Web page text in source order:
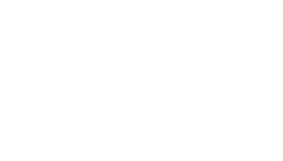
sont de 60 € et le syndicat des